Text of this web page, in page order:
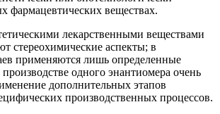
фармацевтических веществах.
лекарственными веществами
стереохимические аспекты; в
применяются лишь определенные
одного энантиомера очень
дополнительных этапов
производственных процессов.